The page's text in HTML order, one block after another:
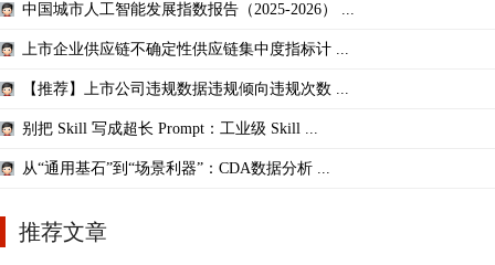
中国城市人工智能发展指数报告（2025-2026） ...
上市企业供应链不确定性供应链集中度指标计 ...
【推荐】上市公司违规数据违规倾向违规次数 ...
别把 Skill 写成超长 Prompt：工业级 Skill ...
从“通用基石”到“场景利器”：CDA数据分析 ...
推荐文章